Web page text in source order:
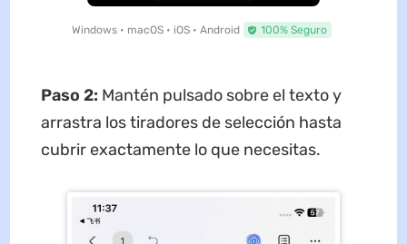
Windows • macOS • iOS • Android 100% Seguro
Paso 2: Mantén pulsado sobre el texto y
arrastra los tiradores de selección hasta
cubrir exactamente lo que necesitas.